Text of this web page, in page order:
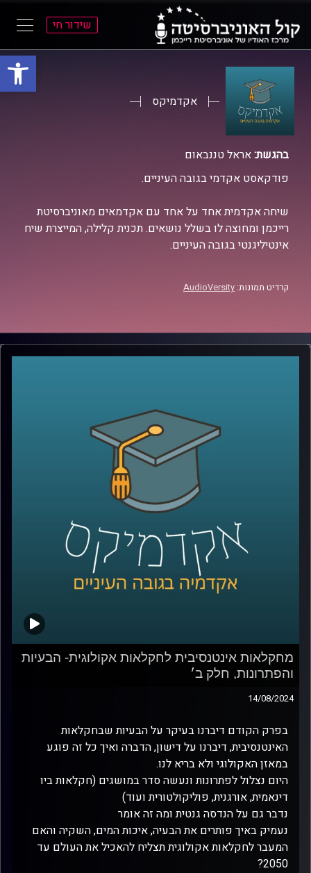
פתח
שידור חי
אקדמיקס
בהגשת:אראל טננבאום
פודקאסט אקדמי בגובה העיניים.
שיחה אקדמית אחד על אחד עם אקדמאים מאוניברסיטת
רייכמן ומחוצה לו בשלל נושאים. תכנית קלילה, המייצרת שיח
אינטיליגנטי בגובה העיניים.
קרדיט תמונות: AudioVersity
מחקלאות אינטנסיבית לחקלאות אקולוגית- הבעיות
והפתרונות, חלק ב׳
14/08/2024
בפרק הקודם דיברנו בעיקר על הבעיות שבחקלאות
האינטנסיבית, דיברנו על דישון, הדברה ואיך כל זה פוגע
במאזן האקולוגי ולא בריא לנו.
היום נצלול לפתרונות ונעשה סדר במושגים (חקלאות ביו
דינאמית, אורגנית, פוליקולטורית ועוד)
נדבר גם על הנדסה גנטית ומה זה אומר
נעמיק באיך פותרים את הבעיה, איכות המים, השקיה והאם
המעבר לחקלאות אקולוגית תצליח להאכיל את העולם עד
2050?